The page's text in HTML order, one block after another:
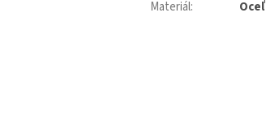
Materiál: Oceľ